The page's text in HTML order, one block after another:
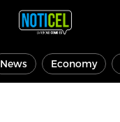
News Economy